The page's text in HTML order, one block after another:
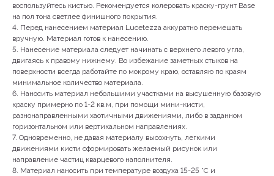
воспользуйтесь кистью. Рекомендуется колеровать краску-грунт Base
на пол тона светлее финишного покрытия.
4. Перед нанесением материал Lucetezza аккуратно перемешать
вручную. Материал готов к нанесению.
5. Нанесение материала следует начинать с верхнего левого угла,
двигаясь к правому нижнему. Во избежание заметных стыков на
поверхности всегда работайте по мокрому краю, оставляю по краям
минимальное количество материала.
6. Наносить материал небольшими участками на высушенную базовую
краску примерно по 1-2 кв.м, при помощи мини-кисти,
разнонаправленными хаотичными движениями, либо в заданном
горизонтальном или вертикальном направлениях.
7. Одновременно, не давая материалу высохнуть, легкими
движениями кисти сформировать желаемый рисунок или
направление частиц кварцевого наполнителя.
8. Материал наносить при температуре воздуха 15-25 °С и
+79142231965
КОНТАКТЫ